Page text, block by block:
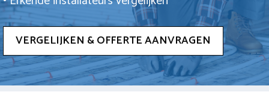
VERGELIJKEN & OFFERTE AANVRAGEN